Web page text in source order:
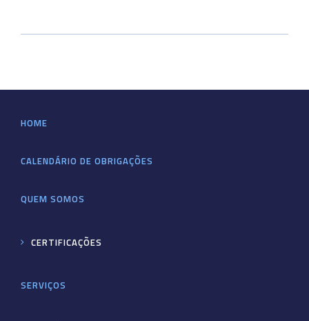
HOME
CALENDÁRIO DE OBRIGAÇÕES
QUEM SOMOS
CERTIFICAÇÕES
SERVIÇOS